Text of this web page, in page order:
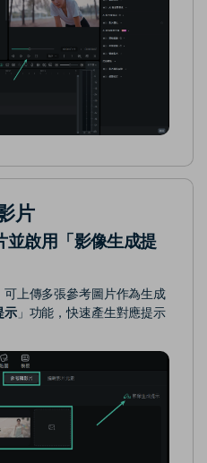
片
並啟用「影像生成提
可上傳多張參考圖片作為生成
示」功能，快速產生對應提示